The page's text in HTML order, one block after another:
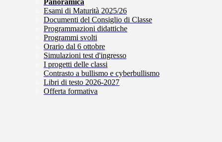
Panoramica
Esami di Maturità 2025/26
Documenti del Consiglio di Classe
Programmazioni didattiche
Programmi svolti
Orario dal 6 ottobre
Simulazioni test d'ingresso
I progetti delle classi
Contrasto a bullismo e cyberbullismo
Libri di testo 2026-2027
Offerta formativa